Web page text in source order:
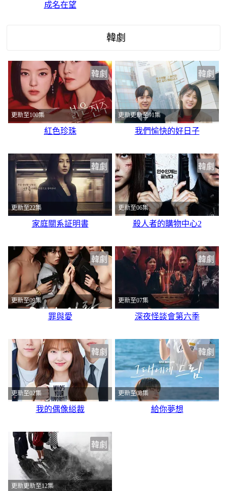
成名在望
韓劇
韓劇
更新至100集
紅色珍珠
韓劇
更新更新至91集
我們愉快的好日子
韓劇
更新至22集
家庭關系証明書
韓劇
更新至06集
殺人者的購物中心2
韓劇
更新至09集
罪與愛
韓劇
更新至07集
深夜怪談會第六季
韓劇
更新至02集
我的偶像縂裁
韓劇
更新至08集
給你夢想
韓劇
更新更新至12集